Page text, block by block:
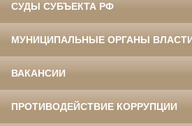
СУДЫ СУБЪЕКТА РФ
МУНИЦИПАЛЬНЫЕ ОРГАНЫ
ВАКАНСИИ
ПРОТИВОДЕЙСТВИЕ КОРРУПЦИИ